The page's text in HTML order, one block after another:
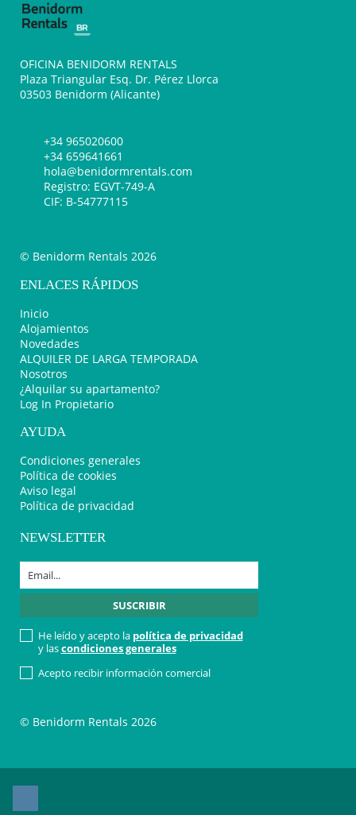
OFICINA BENIDORM RENTALS
Plaza Triangular Esq. Dr. Pérez Llorca
03503 Benidorm (Alicante)
+34 965020600
+34 659641661
hola@benidormrentals.com
Registro: EGVT-749-A
CIF: B-54777115
© Benidorm Rentals 2026
ENLACES RÁPIDOS
Inicio
Alojamientos
Novedades
ALQUILER DE LARGA TEMPORADA
Nosotros
¿Alquilar su apartamento?
Log In Propietario
AYUDA
Condiciones generales
Política de cookies
Aviso legal
Política de privacidad
NEWSLETTER
He leído y acepto la política de privacidad
y lascondiciones generales
Acepto recibir información comercial
© Benidorm Rentals 2026